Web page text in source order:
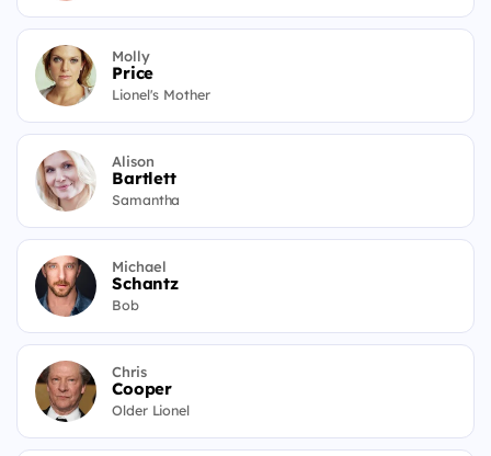
Molly
Price
Lionel's Mother
Alison
Bartlett
Samantha
Michael
Schantz
Bob
Chris
Cooper
Older Lionel